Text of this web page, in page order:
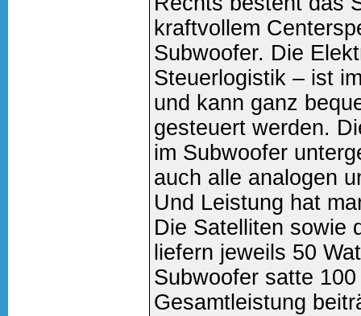
kraftvollem
Subwoofer. Die
Steuerlogistik – ist
und kann ganz
gesteuert werden.
im Subwoofer
auch alle analogen
Und Leistung hat
Die Satelliten sowie
liefern jeweils 50
Subwoofer satte
Gesamtleistung